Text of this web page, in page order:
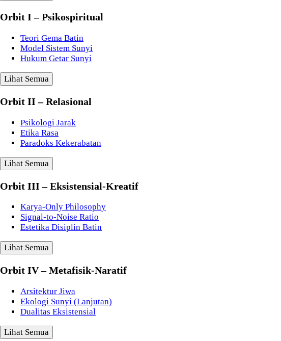
Orbit I – Psikospiritual
Teori Gema Batin
Model Sistem Sunyi
Hukum Getar Sunyi
Lihat Semua
Orbit II – Relasional
Psikologi Jarak
Etika Rasa
Paradoks Kekerabatan
Lihat Semua
Orbit III – Eksistensial-Kreatif
Karya-Only Philosophy
Signal-to-Noise Ratio
Estetika Disiplin Batin
Lihat Semua
Orbit IV – Metafisik-Naratif
Arsitektur Jiwa
Ekologi Sunyi (Lanjutan)
Dualitas Eksistensial
Lihat Semua